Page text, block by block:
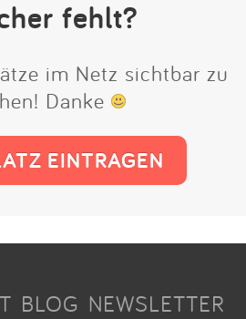
fehlt?
im Netz sichtbar zu
Danke
EINTRAGEN
BLOG NEWSLETTER